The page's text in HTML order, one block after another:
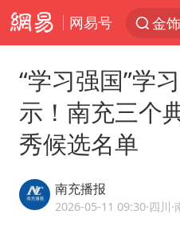
网易号
解
黄
“学习强国”学
示！南充三个
秀候选名单
南充播报
2026-05-11 09:30·四川